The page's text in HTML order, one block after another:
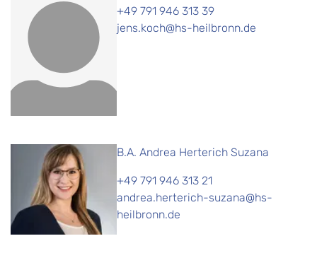
+49 791 946 313 39
jens.koch@hs-heilbronn.de
B.A. Andrea Herterich Suzana
+49 791 946 313 21
andrea.herterich-suzana@hs-
heilbronn.de